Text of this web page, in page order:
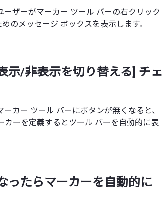
ザーがマーカー ツール バーの右クリック
のメッセージ ボックスを表示します。
示/非表示を切り替える] チェ
カー ツール バーにボタンが無くなると、
ーを定義するとツール バーを自動的に表
ったらマーカーを自動的に